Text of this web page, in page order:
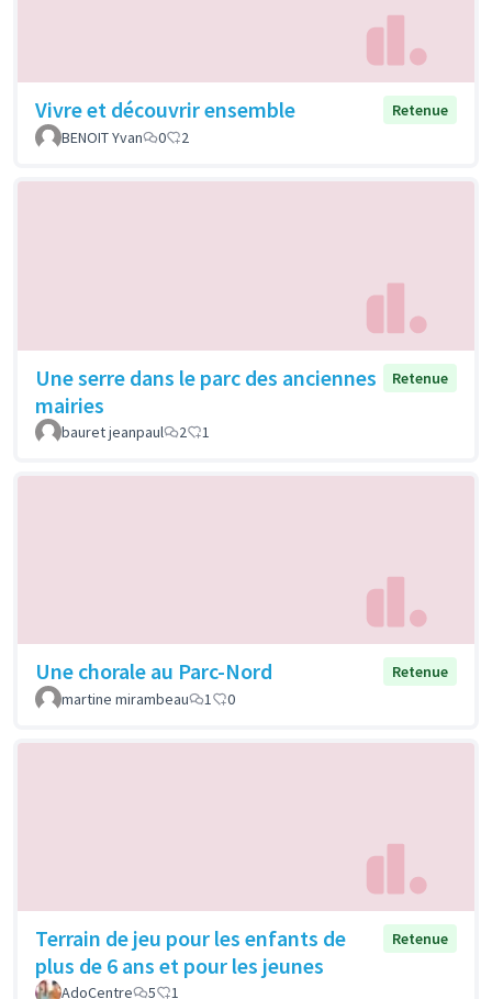
Vivre et découvrir ensemble
Retenue
BENOIT Yvan
0 2
Une serre dans le parc des anciennes
mairies
Retenue
bauret jeanpaul 2 1
Une chorale au Parc-Nord
Retenue
martine mirambeau
1 0
Terrain de jeu pour les enfants de
plus de 6 ans et pour les jeunes
Retenue
AdoCentre 5 1